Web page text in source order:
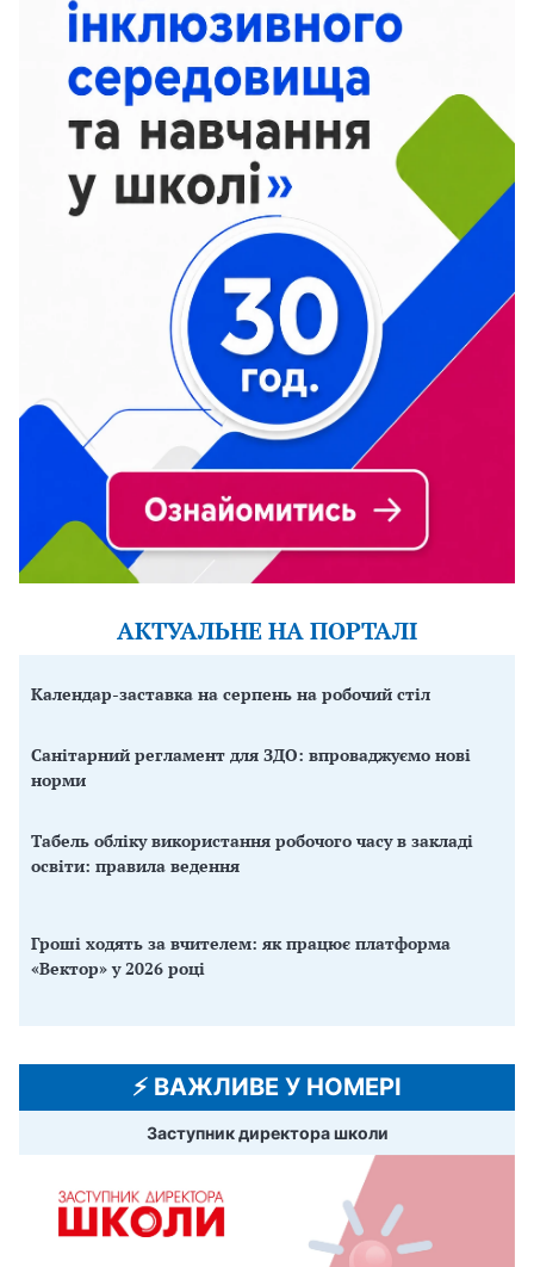
АКТУАЛЬНЕ НА ПОРТАЛІ
Календар-заставка на серпень на робочий стіл
Санітарний регламент для ЗДО: впроваджуємо нові
норми
Табель обліку використання робочого часу в закладі
освіти: правила ведення
Гроші ходять за вчителем: як працює платформа
«Вектор» у 2026 році
⚡️ ВАЖЛИВЕ У НОМЕРІ
Заступник директора школи